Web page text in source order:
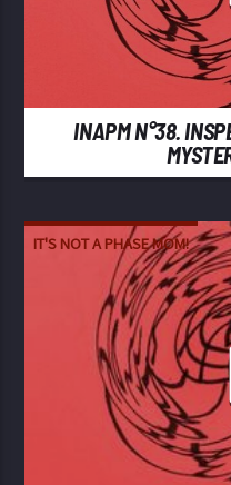
INAPM N°38.
IT'S NOT A PHASE MOM!